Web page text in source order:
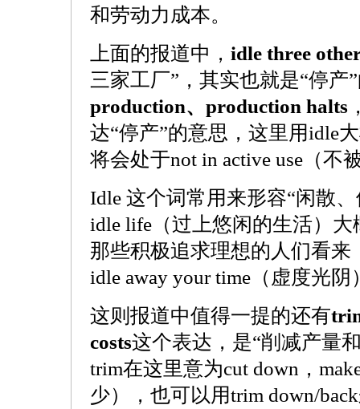
和劳动力成本。
上面的报道中， idle three
三家工厂”，其实也就是“停产
production、production halts
达“停产”的意思，这里用idle
将会处于not in active use（不
Idle 这个词常用来形容“闲散
idle life（过上悠闲的生活）
那些积极追求理想的人们看
idle away your time（虚度光阴
这则报道中值得一提的还有
costs这个表达，是“削减产量
trim在这里意为cut down，
少），也可以用trim down/